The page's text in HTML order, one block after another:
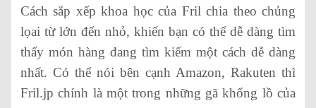
Cách sắp xếp khoa học của Fril chia theo chủng
lọai từ lớn đến nhỏ, khiến bạn có thể dễ dàng tìm
thấy món hàng đang tìm kiếm một cách dễ dàng
nhất. Có thể nói bên cạnh Amazon, Rakuten thì
Fril.jp chính là một trong những gã khổng lồ của